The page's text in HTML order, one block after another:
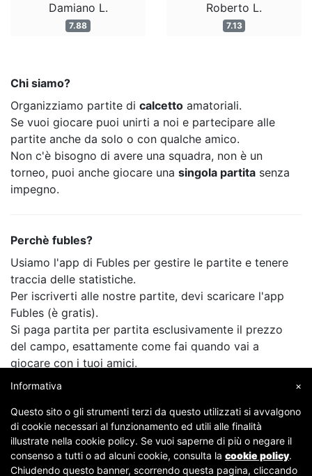
Damiano L.
7.88
Roberto L.
7.13
Chi siamo?
Organizziamo partite di calcetto amatoriali.
Se vuoi giocare puoi unirti a noi e partecipare alle
partite anche da solo o con qualche amico.
Non c'è bisogno di avere una squadra, non è un
torneo, puoi anche giocare una singola partita senza
impegno.
Perchè fubles?
Usiamo l'app di Fubles per gestire le partite e tenere
traccia delle statistiche.
Per iscriverti alle nostre partite, devi scaricare l'app
Fubles (è gratis).
Si paga partita per partita esclusivamente il prezzo
del campo, esattamente come fai quando vai a
giocare con i tuoi amici.
×
Informativa
Questo sito o gli strumenti terzi da questo utilizzati si avvalgono
di cookie necessari al funzionamento ed utili alle finalità
illustrate nella cookie policy. Se vuoi saperne di più o negare il
consenso a tutti o ad alcuni cookie, consulta la cookie policy.
Chiudendo questo banner, scorrendo questa pagina, cliccando